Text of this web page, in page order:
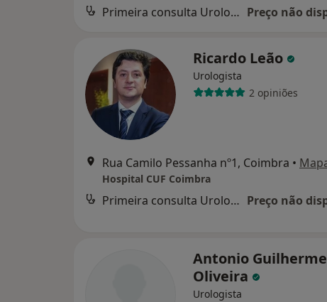
Primeira consulta Urologia Preço não
Ricardo Leão
Urologista
2 opiniões
Rua Camilo Pessanha nº1, Coimbra •
Hospital CUF Coimbra
Primeira consulta Urologia Preço não
Antonio
Oliveira
Urologista